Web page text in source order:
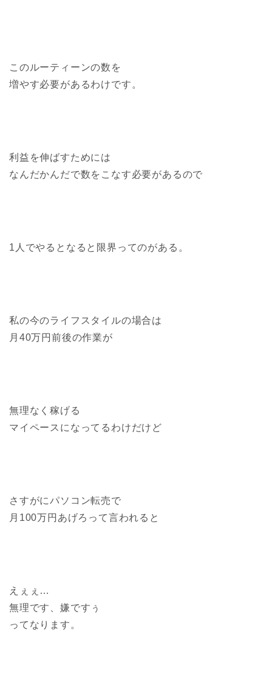
このルーティーンの数を
増やす必要があるわけです。
利益を伸ばすためには
なんだかんだで数をこなす必要があるので
1人でやるとなると限界ってのがある。
私の今のライフスタイルの場合は
月40万円前後の作業が
無理なく稼げる
マイペースになってるわけだけど
さすがにパソコン転売で
月100万円あげろって言われると
えぇぇ…
無理です、嫌ですぅ
ってなります。